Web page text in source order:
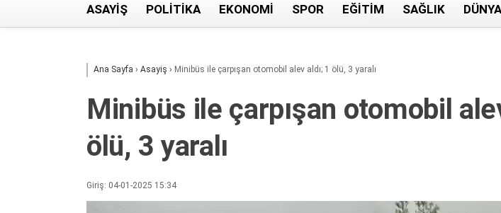
ASAYIŞ POLITIKA EKONOMI SPOR EĞITIM SAĞLIK DÜNYA
Ana Sayfa › Asayiş › Minibüs ile çarpışan otomobil alev aldı; 1 ölü, 3 yaralı
Minibüs ile çarpışan otomobil
ölü, 3 yaralı
Giriş: 04-01-2025 15:34